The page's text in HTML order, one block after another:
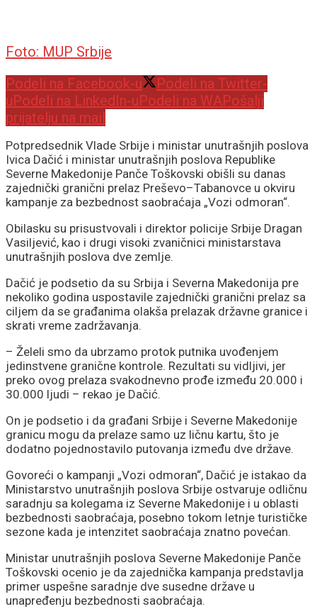
Foto: MUP Srbije
Podeli na Facebook-u
Podeli na Twitter-
u Podeli na LinkedIn-u Podeli na WAPošalji
prijatelju na mail
Potpredsednik Vlade Srbije i ministar unutrašnjih poslova
Ivica Dačić i ministar unutrašnjih poslova Republike
Severne Makedonije Panče Toškovski obišli su danas
zajednički granični prelaz Preševo–Tabanovce u okviru
kampanje za bezbednost saobraćaja „Vozi odmoran“.
Obilasku su prisustvovali i direktor policije Srbije Dragan
Vasiljević, kao i drugi visoki zvaničnici ministarstava
unutrašnjih poslova dve zemlje.
Dačić je podsetio da su Srbija i Severna Makedonija pre
nekoliko godina uspostavile zajednički granični prelaz sa
ciljem da se građanima olakša prelazak državne granice i
skrati vreme zadržavanja.
– Želeli smo da ubrzamo protok putnika uvođenjem
jedinstvene granične kontrole. Rezultati su vidljivi, jer
preko ovog prelaza svakodnevno prođe između 20.000 i
30.000 ljudi – rekao je Dačić.
On je podsetio i da građani Srbije i Severne Makedonije
granicu mogu da prelaze samo uz ličnu kartu, što je
dodatno pojednostavilo putovanja između dve države.
Govoreći o kampanji „Vozi odmoran“, Dačić je istakao da
Ministarstvo unutrašnjih poslova Srbije ostvaruje odličnu
saradnju sa kolegama iz Severne Makedonije i u oblasti
bezbednosti saobraćaja, posebno tokom letnje turističke
sezone kada je intenzitet saobraćaja znatno povećan.
Ministar unutrašnjih poslova Severne Makedonije Panče
Toškovski ocenio je da zajednička kampanja predstavlja
primer uspešne saradnje dve susedne države u
unapređenju bezbednosti saobraćaja.